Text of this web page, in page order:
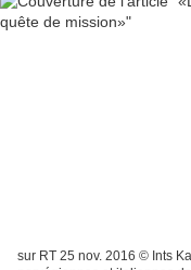
sur RT 25 nov. 2016 © Ints